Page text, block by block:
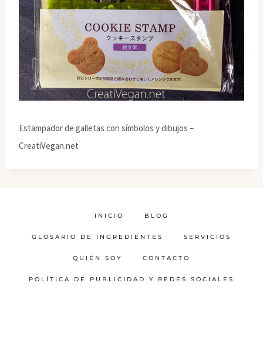
Estampador de galletas con símbolos y dibujos –
CreatiVegan.net
INICIO BLOG
GLOSARIO DE INGREDIENTES SERVICIOS
QUIÉN SOY CONTACTO
POLÍTICA DE PUBLICIDAD Y REDES SOCIALES